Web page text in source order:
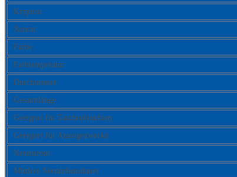
Krypton:
Xenon:
Farbe:
Farbtemperatur:
Durchmesser:
Gesamtlänge:
Geeignet für Taschenleuchten:
Geeignet für Anzeigezwecke:
Nennstrom:
Mittlere Nennlebensdauer: